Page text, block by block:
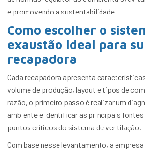
e promovendo a sustentabilidade.
Como escolher o
exaustão ideal para
recapadora
Cada recapadora apresenta
volume de produção, layout e tipos de
razão, o primeiro passo é realizar um
ambiente e identificar as principais fontes
pontos críticos do sistema de ventilação.
Com base nesse levantamento, a